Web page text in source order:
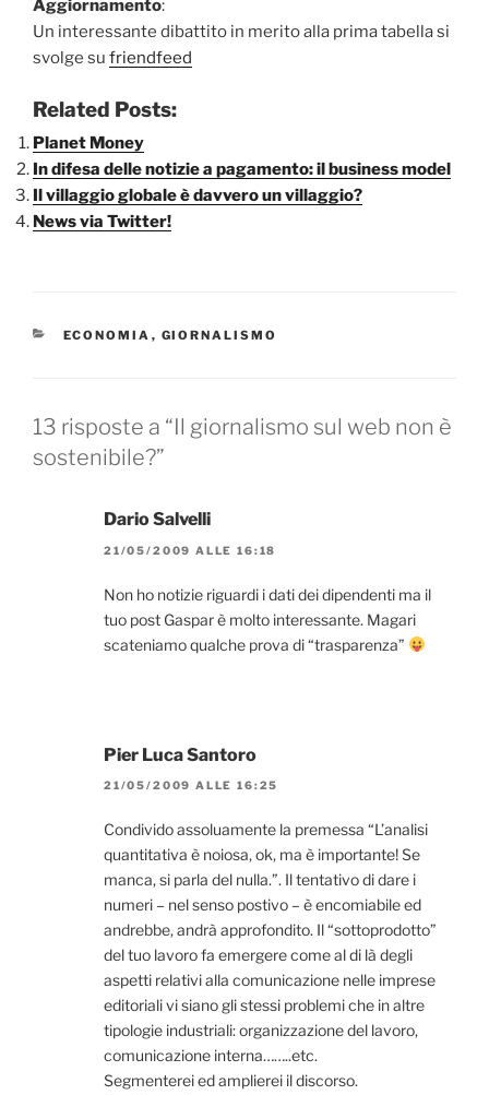
Aggiornamento:
Un interessante dibattito in merito alla prima tabella si
svolge su friendfeed
Related Posts:
Planet Money
In difesa delle notizie a pagamento: il business model
Il villaggio globale è davvero un villaggio?
News via Twitter!
CATEGORIE
ECONOMIA , GIORNALISMO
13 risposte a “Il giornalismo sul web non è
sostenibile?”
Dario Salvelli
21/05/2009 ALLE 16:18
Non ho notizie riguardi i dati dei dipendenti ma il
tuo post Gaspar è molto interessante. Magari
scateniamo qualche prova di “trasparenza”
Pier Luca Santoro
21/05/2009 ALLE 16:25
Condivido assoluamente la premessa “L’analisi
quantitativa è noiosa, ok, ma è importante! Se
manca, si parla del nulla.”. Il tentativo di dare i
numeri – nel senso postivo – è encomiabile ed
andrebbe, andrà approfondito. Il “sottoprodotto”
del tuo lavoro fa emergere come al di là degli
aspetti relativi alla comunicazione nelle imprese
editoriali vi siano gli stessi problemi che in altre
tipologie industriali: organizzazione del lavoro,
comunicazione interna……..etc.
Segmenterei ed amplierei il discorso.